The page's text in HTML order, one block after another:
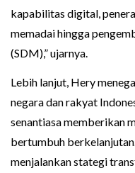
kapabilitas digital,
memadai hingga
(SDM),” ujarnya.
Lebih lanjut, Hery
negara dan rakyat
senantiasa memberikan
bertumbuh
menjalankan stategi